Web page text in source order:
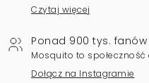
Czytaj więcej
Ponad 900 tys.
Mosquito to społeczność
Dołącz na Instagramie